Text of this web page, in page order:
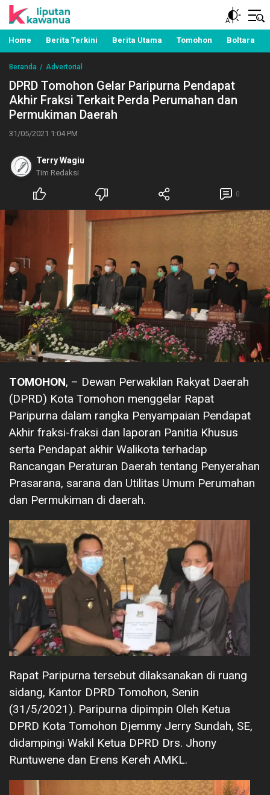
Liputan Kawanua
Berita Manado, Sulawesi Utara, Kawanua, Politik,
Pemerintahan, Hukum Kriminal dan Nasional
Home Berita Terkini Berita Utama Tomohon Boltara
Beranda Advertorial
DPRD Tomohon Gelar Paripurna Pendapat
Akhir Fraksi Terkait Perda Perumahan dan
Permukiman Daerah
31/05/2021 1:04 PM
Terry Wagiu
Tim Redaksi
0
TOMOHON, – Dewan Perwakilan Rakyat Daerah
(DPRD) Kota Tomohon menggelar Rapat
Paripurna dalam rangka Penyampaian Pendapat
Akhir fraksi-fraksi dan laporan Panitia Khusus
serta Pendapat akhir Walikota terhadap
Rancangan Peraturan Daerah tentang Penyerahan
Prasarana, sarana dan Utilitas Umum Perumahan
dan Permukiman di daerah.
Rapat Paripurna tersebut dilaksanakan di ruang
sidang, Kantor DPRD Tomohon, Senin
(31/5/2021). Paripurna dipimpin Oleh Ketua
DPRD Kota Tomohon Djemmy Jerry Sundah, SE,
didampingi Wakil Ketua DPRD Drs. Jhony
Runtuwene dan Erens Kereh AMKL.